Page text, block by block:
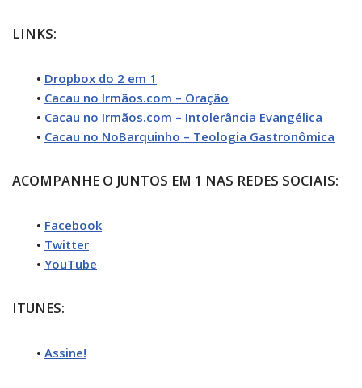
LINKS:
• Dropbox do 2 em 1
• Cacau no Irmãos.com – Oração
• Cacau no Irmãos.com – Intolerância Evangélica
• Cacau no NoBarquinho – Teologia Gastronômica
ACOMPANHE O JUNTOS EM 1 NAS REDES SOCIAIS:
• Facebook
• Twitter
• YouTube
ITUNES:
• Assine!